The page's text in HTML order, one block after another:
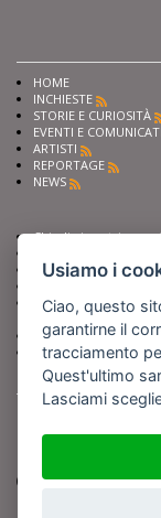
HOME
INCHIESTE
STORIE E CURIOSITÀ
EVENTI E COMUNICATI
ARTISTI
REPORTAGE
NEWS
Chiedi ai nostri
Fai pubblicità con noi
Iscriviti al nostro
giornalismo
Compra i nostri libri
Entra in Barinedita
Copyright
logo di Barinedita sono
detiene i Diritti
(tranne che non vi sia
Usiamo i
Ciao, questo
garantirne il
tracciamento
Quest'ultimo
Lasciami